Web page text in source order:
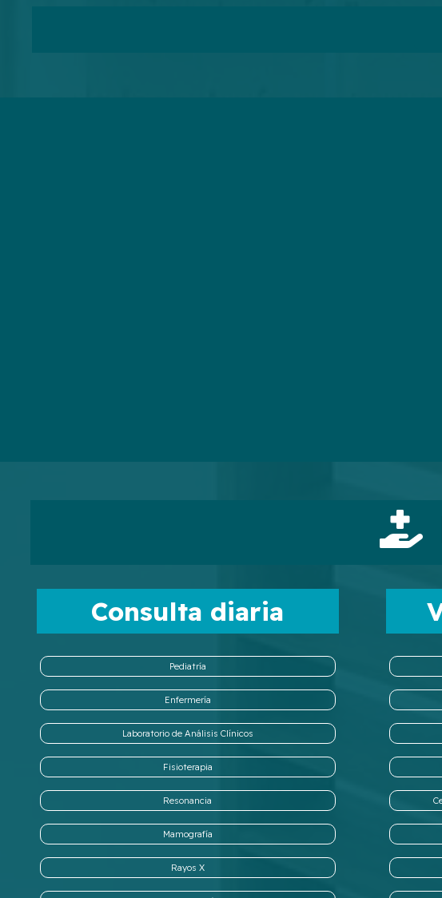
Consulta diaria
Pediatría
Enfermería
Laboratorio de Análisis Clínicos
Fisioterapia
Resonancia
Mamografía
Rayos X